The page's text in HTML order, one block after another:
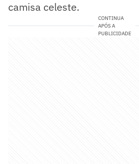
camisa celeste.
CONTINUA
APÓS A
PUBLICIDADE